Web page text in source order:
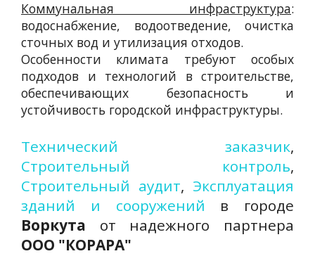
Коммунальная инфраструктура:
водоснабжение, водоотведение, очистка
сточных вод и утилизация отходов.
Особенности климата требуют особых
подходов и технологий в строительстве,
обеспечивающих безопасность и
устойчивость городской инфраструктуры.
Технический заказчик,
Строительный контроль,
Строительный аудит, Эксплуатация
зданий и сооружений в городе
Воркута от надежного партнера
ООО "КОРАРА"